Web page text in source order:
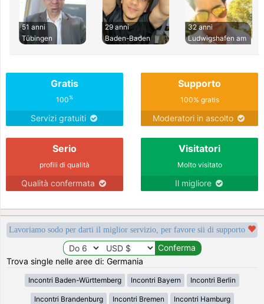
51 anni
Tübingen
29 anni
Baden-Baden
32 anni
Ludwigshafen am
Gratis
100%
Servizi gratuiti
Supporto
100% gratis
Moderatori in ascolto
Serio
profili di qualità
Qualità confermata
Visitatori
Molto visitato
Il migliore
Lavoriamo sodo per darti il miglior servizio, per favore sii di supporto
Trova single nelle aree di: Germania
Incontri Baden-Württemberg Incontri Bayern Incontri Berlin
Incontri Brandenburg Incontri Bremen Incontri Hamburg